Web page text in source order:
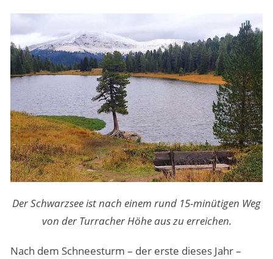
Der Schwarzsee ist nach einem rund 15-minütigen Weg
von der Turracher Höhe aus zu erreichen.
Nach dem Schneesturm – der erste dieses Jahr –